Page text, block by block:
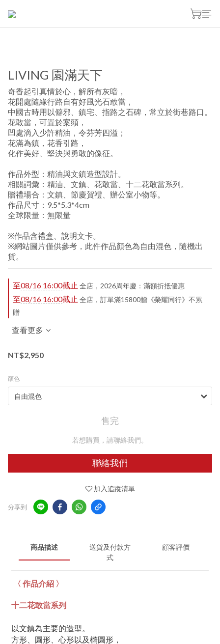
LIVING 園滿天下
奇香起引真情於心，解所有灰暗，
花開處隨緣行路自有好風光石敢當，
中國古時用以僻邪、鎮宅、指路之石碑，常立於街巷路口。
花敢當，可置於案頭，
凹處滴入少許精油，令芬芳四溢；
花滿為鎮，花香引路，
化作美好、堅決與勇敢的像征。
作品外型：精油與文鎮造型設計。
相關詞彙：精油、文鎮、花敢當、十二花敢當系列。
贈禮場合：文鎮、節慶賀禮、辦公室小物等。
作品尺寸：9.5*5.3*4cm
全球限量：無限量
※作品含禮盒、說明文卡。
※網站圖片僅供參考，此件作品顏色為自由混色，隨機出
貨。
至08/16 16:00截止 全店，2026周年慶：滿額折抵優惠
至08/16 16:00截止 全店，訂單滿15800贈《榮耀同行》不累
贈
查看更多
NT$2,950
顏色
售完
若想購買，請聯絡我們。
聯絡我們
加入追蹤清單
分享到
商品描述
送貨及付款方
式
顧客評價
〈 作品介紹 〉
十二花敢當系列
以文鎮為主要的造型。
方形、圓形、心形以及橢圓形，